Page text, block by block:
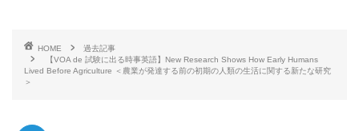
HOME
過去記事
【VOA de 試験に出る時事英語】New Research Shows How Early Humans
Lived Before Agriculture ＜農業が発達する前の初期の人類の生活に関する新たな研究
＞